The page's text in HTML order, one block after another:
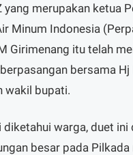
yang merupakan ketua
Minum Indonesia
Girimenang itu telah
bersama Hj
wakil bupati.
diketahui warga, duet
besar pada Pilkada